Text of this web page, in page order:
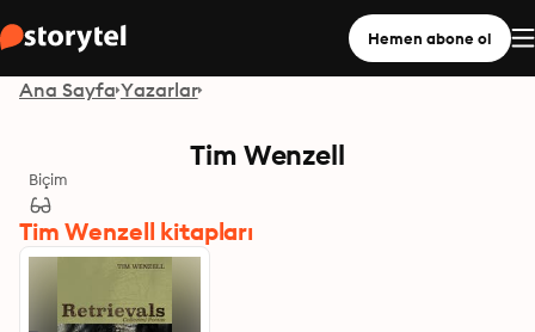
Hemen abone ol
Ana Sayfa Yazarlar
Tim Wenzell
Biçim
Tim Wenzell kitapları